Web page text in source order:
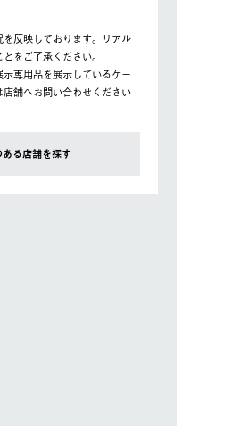
を反映しております。リアル
をご了承ください。
示専用品を展示しているケー
舗へお問い合わせください
る店舗を探す